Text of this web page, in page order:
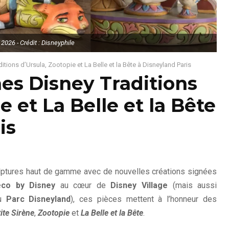
- Crédit : Disneyphile
d’Ursula, Zootopie et La Belle et la Bête à Disneyland Paris
Disney Traditions
et La Belle et la Bête
haut de gamme avec de nouvelles créations signées
by Disney au cœur de Disney Village (mais aussi
Parc Disneyland), ces pièces mettent à l’honneur des
Sirène,Zootopie et La Belle et la Bête.